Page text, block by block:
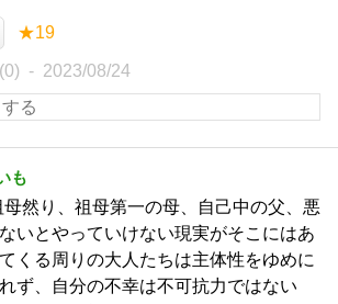
★19
2023/08/24
も
母然り、祖母第一の母、自己中の父、悪
いとやっていけない現実がそこにはあ
くる周りの大人たちは主体性をゆめに
ず、自分の不幸は不可抗力ではない